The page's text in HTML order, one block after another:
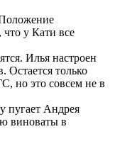
что у Кати все
Илья настроен
Остается только
но это совсем не в
пугает Андрея
виноваты в